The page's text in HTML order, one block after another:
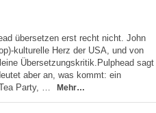
übersetzen erst recht nicht. John
kulturelle Herz der USA, und von
Übersetzungskritik.Pulphead sagt
aber an, was kommt: ein
Party, …
Mehr…